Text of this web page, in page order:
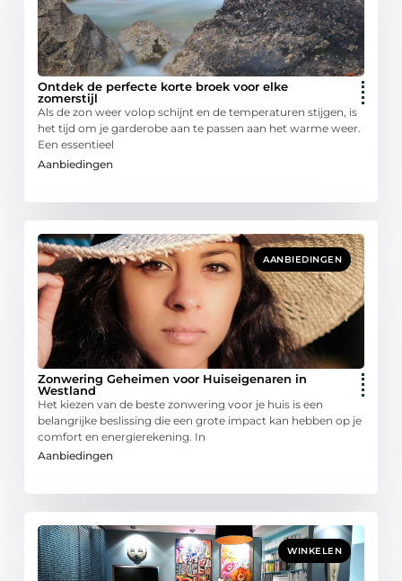
Ontdek de perfecte korte broek voor elke
zomerstijl
Als de zon weer volop schijnt en de temperaturen stijgen, is
het tijd om je garderobe aan te passen aan het warme weer.
Een essentieel
Aanbiedingen
AANBIEDINGEN
Zonwering Geheimen voor Huiseigenaren in
Westland
Het kiezen van de beste zonwering voor je huis is een
belangrijke beslissing die een grote impact kan hebben op je
comfort en energierekening. In
Aanbiedingen
WINKELEN